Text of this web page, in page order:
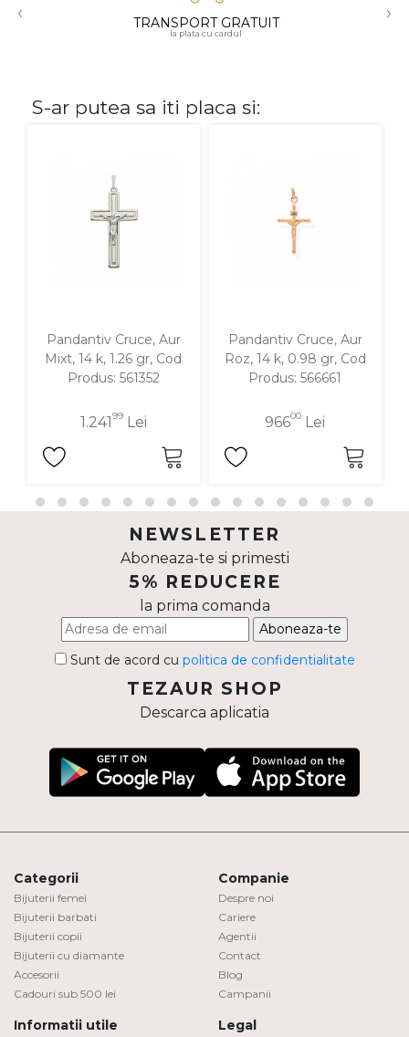
‹ TRANSPORT GRATUIT
la plata cu cardul
›
S-ar putea sa iti placa si:
Pandantiv Cruce, Aur
Mixt, 14 k, 1.26 gr, Cod
Produs: 561352
1.241 99Lei
Pandantiv Cruce, Aur
Roz, 14 k, 0.98 gr, Cod
Produs: 566661
96600 Lei
NEWSLETTER
Aboneaza-te si primesti
5% REDUCERE
la prima comanda
Aboneaza-te
Sunt de acord cu politica de confidentialitate
TEZAUR SHOP
Descarca aplicatia
Categorii
Bijuterii femei
Bijuterii barbati
Bijuterii copii
Bijuterii cu diamante
Accesorii
Cadouri sub 500 lei
Companie
Despre noi
Cariere
Agentii
Contact
Blog
Campanii
Informatii utile Legal